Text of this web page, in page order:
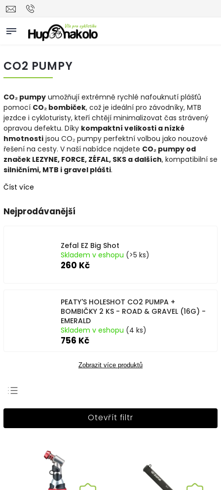
CO2 PUMPY
CO₂ pumpy umožňují extrémně rychlé nafouknutí plášťů
pomocí CO₂ bombiček, což je ideální pro závodníky, MTB
jezdce i cykloturisty, kteří chtějí minimalizovat čas strávený
opravou defektu. Díky kompaktní velikosti a nízké
hmotnosti jsou CO₂ pumpy perfektní volbou jako nouzové
řešení na cesty. V naší nabídce najdete CO₂ pumpy od
značek LEZYNE, FORCE, ZÉFAL, SKS a dalších, kompatibilní se
silničními, MTB i gravel plášti.
Číst více
Nejprodávanější
Zefal EZ Big Shot
Skladem v eshopu (>5 ks)
260 Kč
PEATY'S HOLESHOT CO2 PUMPA +
BOMBIČKY 2 KS - ROAD & GRAVEL (16G) -
EMERALD
Skladem v eshopu (4 ks)
756 Kč
Zobrazit více produktů
Nejprodávanější
Abecedně
Otevřít filtr